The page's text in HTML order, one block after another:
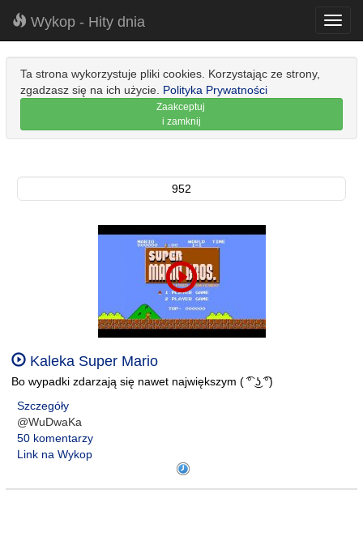
Wykop - Hity dnia
Ta strona wykorzystuje pliki cookies. Korzystając ze strony,
zgadzasz się na ich użycie. Polityka Prywatności
Zaakceptuj
i zamknij
952
Kaleka Super Mario
Bo wypadki zdarzają się nawet największym ( ͡° ͜ʖ ͡°)
Szczegóły
@WuDwaKa
50 komentarzy
Link na Wykop